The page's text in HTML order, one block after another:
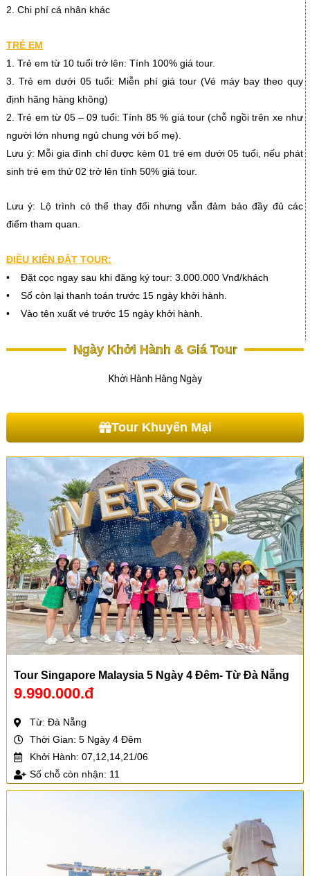
2. Chi phí cá nhân khác
TRẺ EM
1. Trẻ em từ 10 tuổi trở lên: Tính 100% giá tour.
3. Trẻ em dưới 05 tuổi: Miễn phí giá tour (Vé máy bay theo quy
định hãng hàng không)
2. Trẻ em từ 05 – 09 tuổi: Tính 85 % giá tour (chỗ ngồi trên xe như
người lớn nhưng ngủ chung với bố mẹ).
Lưu ý: Mỗi gia đình chỉ được kèm 01 trẻ em dưới 05 tuổi, nếu phát
sinh trẻ em thứ 02 trở lên tính 50% giá tour.
Lưu ý: Lộ trình có thể thay đổi nhưng vẫn đảm bảo đầy đủ các
điểm tham quan.
ĐIỀU KIỆN ĐẶT TOUR:
• Đặt cọc ngay sau khi đăng ký tour: 3.000.000 Vnđ/khách
• Số còn lại thanh toán trước 15 ngày khởi hành.
• Vào tên xuất vé trước 15 ngày khởi hành.
Ngày Khởi Hành & Giá Tour
Khởi Hành Hàng Ngày
Tour Khuyến Mại
Tour Singapore Malaysia 5 Ngày 4 Đêm- Từ Đà Nẵng
9.990.000.đ
Từ: Đà Nẵng
Thời Gian: 5 Ngày 4 Đêm
Khởi Hành: 07,12,14,21/06
Số chỗ còn nhận: 11